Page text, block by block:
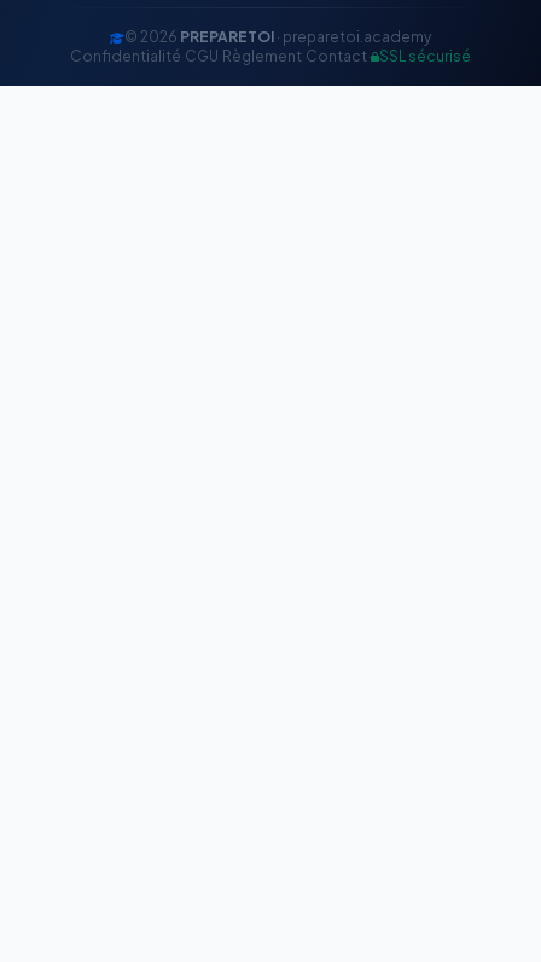
© 2026 PREPARETOI · preparetoi.academy
Confidentialité CGU Règlement Contact SSL sécurisé